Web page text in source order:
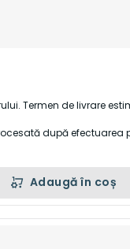
Termen de livrare
după efectuarea
Adaugă în coș